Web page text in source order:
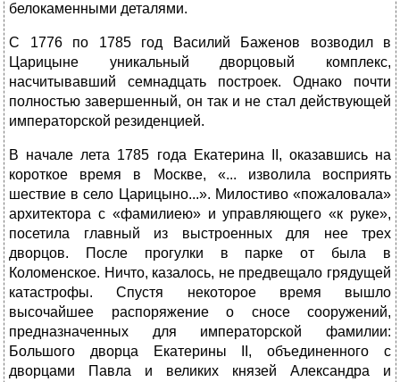
белокаменными деталями.
С 1776 по 1785 год Василий Баженов возводил в
Царицыне уникальный дворцовый комплекс,
насчитывавший семнадцать построек. Однако почти
полностью завершенный, он так и не стал действующей
императорской резиденцией.
В начале лета 1785 года Екатерина II, оказавшись на
короткое время в Москве, «... изволила восприять
шествие в село Царицыно...». Милостиво «пожаловала»
архитектора с «фамилиею» и управляющего «к руке»,
посетила главный из выстроенных для нее трех
дворцов. После прогулки в парке от была в
Коломенское. Ничто, казалось, не предвещало грядущей
катастрофы. Спустя некоторое время вышло
высочайшее распоряжение о сносе сооружений,
предназначенных для императорской фамилии:
Большого дворца Екатерины II, объединенного с
дворцами Павла и великих князей Александра и